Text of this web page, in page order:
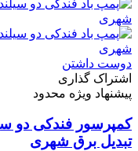
دوست داشتن
اشتراک گذاری
پیشنهاد ویژه محدود
تبدیل برق شهری